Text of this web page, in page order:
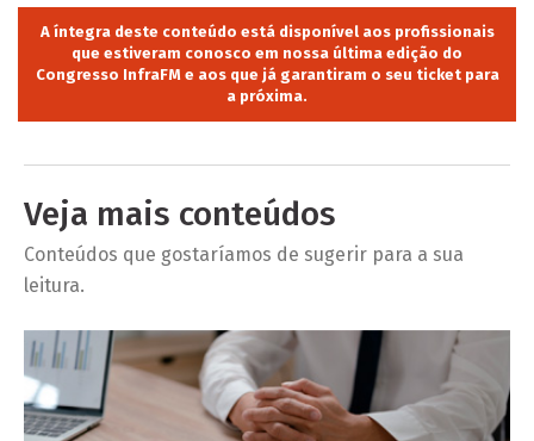
A íntegra deste conteúdo está disponível aos profissionais
que estiveram conosco em nossa última edição do
Congresso InfraFM e aos que já garantiram o seu ticket para
a próxima.
Veja mais conteúdos
Conteúdos que gostaríamos de sugerir para a sua
leitura.